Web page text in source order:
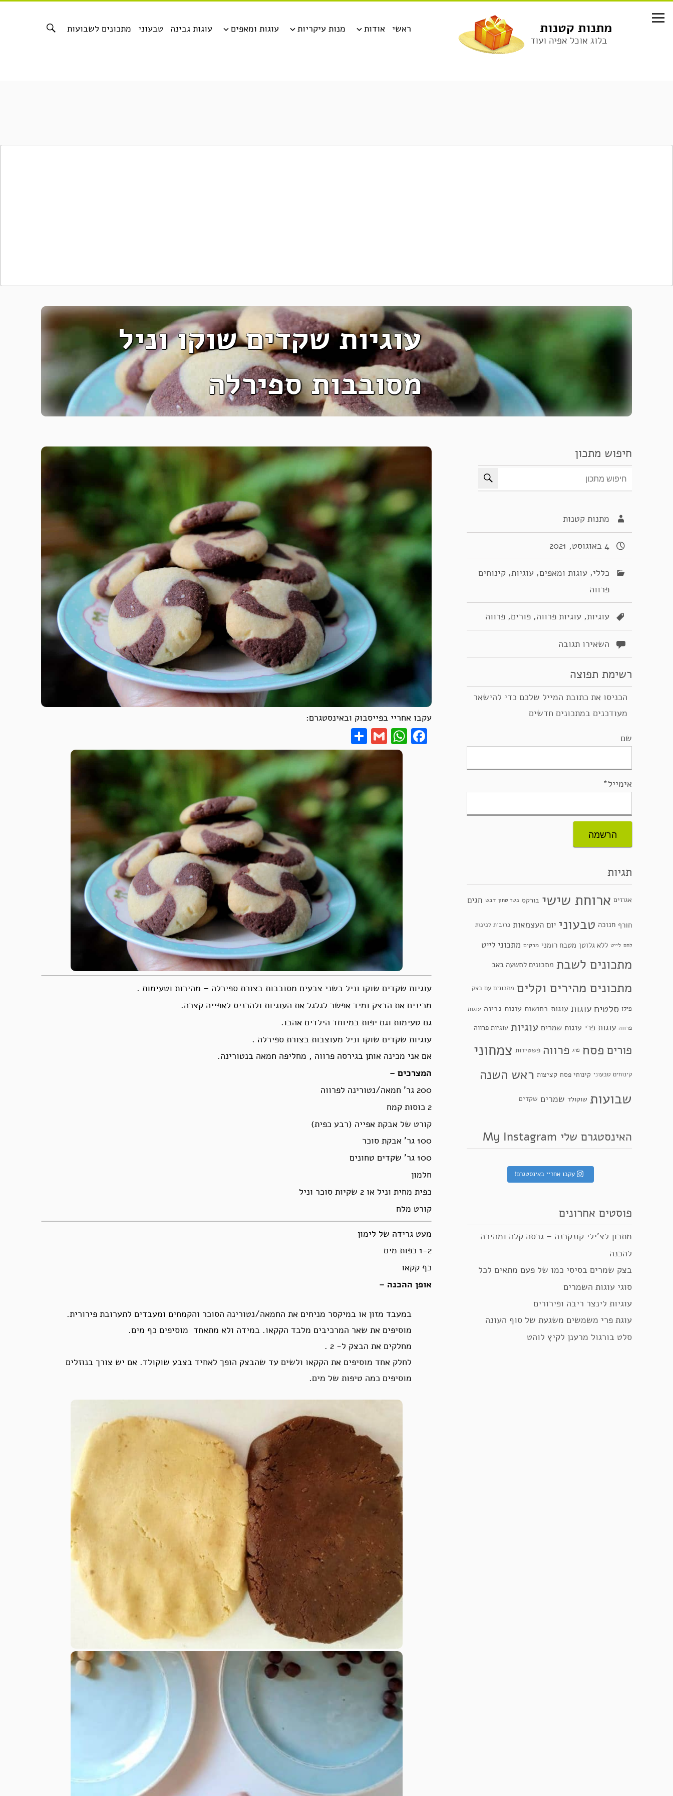
לתוכן
מתנות קטנות
בלוג אוכל אפיה ועוד
מתכונים לשבועות טבעוני עוגות גבינה עוגות ומאפים מנות עיקריות אודות ראשי
עוגיות שקדים שוקו וניל
מסובבות ספירלה
עקבו אחריי בפייסבוק ובאינסטגרם:
Facebook
WhatsApp
Gmail
עוגיות שקדים שוקו וניל בשני צבעים מסובבות בצורת ספירלה – מהירות וטעימות .
מכינים את הבצק ומיד אפשר לגלגל את העוגיות ולהכניס לאפייה קצרה.
גם טעימות וגם יפות במיוחד הילדים אהבו.
עוגיות שקדים שוקו וניל מעוצבות בצורת ספירלה .
אם אני מכינה אותן בגירסה פרווה , מחליפה חמאה בנטורינה.
המצרכים –
200 גר’ חמאה/נטורינה לפרווה
2 כוסות קמח
קורט של אבקת אפייה (רבע כפית)
100 גר’ אבקת סוכר
100 גר’ שקדים טחונים
חלמון
כפית מחית וניל או 2 שקיות סוכר וניל
קורט מלח
מעט גרידה של לימון
1-2 כפות מים
כף קקאו
אופן ההכנה –
במעבד מזון או במיקסר מניחים את החמאה/נטורינה הסוכר והקמחים ומעבדים לתערובת פירורית.
מוסיפים את שאר המרכיבים מלבד הקקאו. במידה ולא מתאחד מוסיפים כף מים.
מחלקים את הבצק ל- 2 .
לחלק אחד מוסיפים את הקקאו ולשים עד שהבצק הופך לאחיד בצבע שוקולד. אם יש צורך בנוזלים
מוסיפים כמה טיפות של מים.
חיפוש מתכון
מתנות קטנות
4 באוגוסט, 2021
כללי, עוגות ומאפים, עוגיות, קינוחים
פרווה
עוגיות, עוגיות פרווה, פורים, פרווה
השאירו תגובה
רשימת תפוצה
הכניסו את כתובת המייל שלכם כדי להישאר
מעודכנים במתכונים חדשים
שם
אימייל*
תגיות
אגוזים ארוחת שישי בורקס בשר טחון דבש חגים
חורף חנוכה טבעוני יום העצמאות כרובית לביבות
לחם לייט ללא גלוטן מטבח רומני מרקים מתכוני לייט
מתכונים לשבת מתכונים לתשעה באב
מתכונים מהירים וקלים מתכונים עם בצק
פילו סלטים עוגות עוגות בחושות עוגות גבינה עוגות
פרווה עוגות פרי עוגות שמרים עוגיות עוגיות פרווה
פורים פסח פרג פרווה פשטידות צמחוני
קינוחים טבעוני קינוחי פסח קציצות ראש השנה
שבועות שוקולד שמרים שקדים
האינסטגרם שלי My Instagram
עקבו אחריי באינסטגרם!
פוסטים אחרונים
מתכון לצ’ילי קונקרנה – גרסה קלה ומהירה
להכנה
בצק שמרים בסיסי כמו של פעם מתאים לכל
סוגי עוגות השמרים
עוגיות לינצר ריבה ופירורים
עוגת פרי משמשים משגעת של סוף העונה
סלט בורגול מרענן לקיץ לוהט